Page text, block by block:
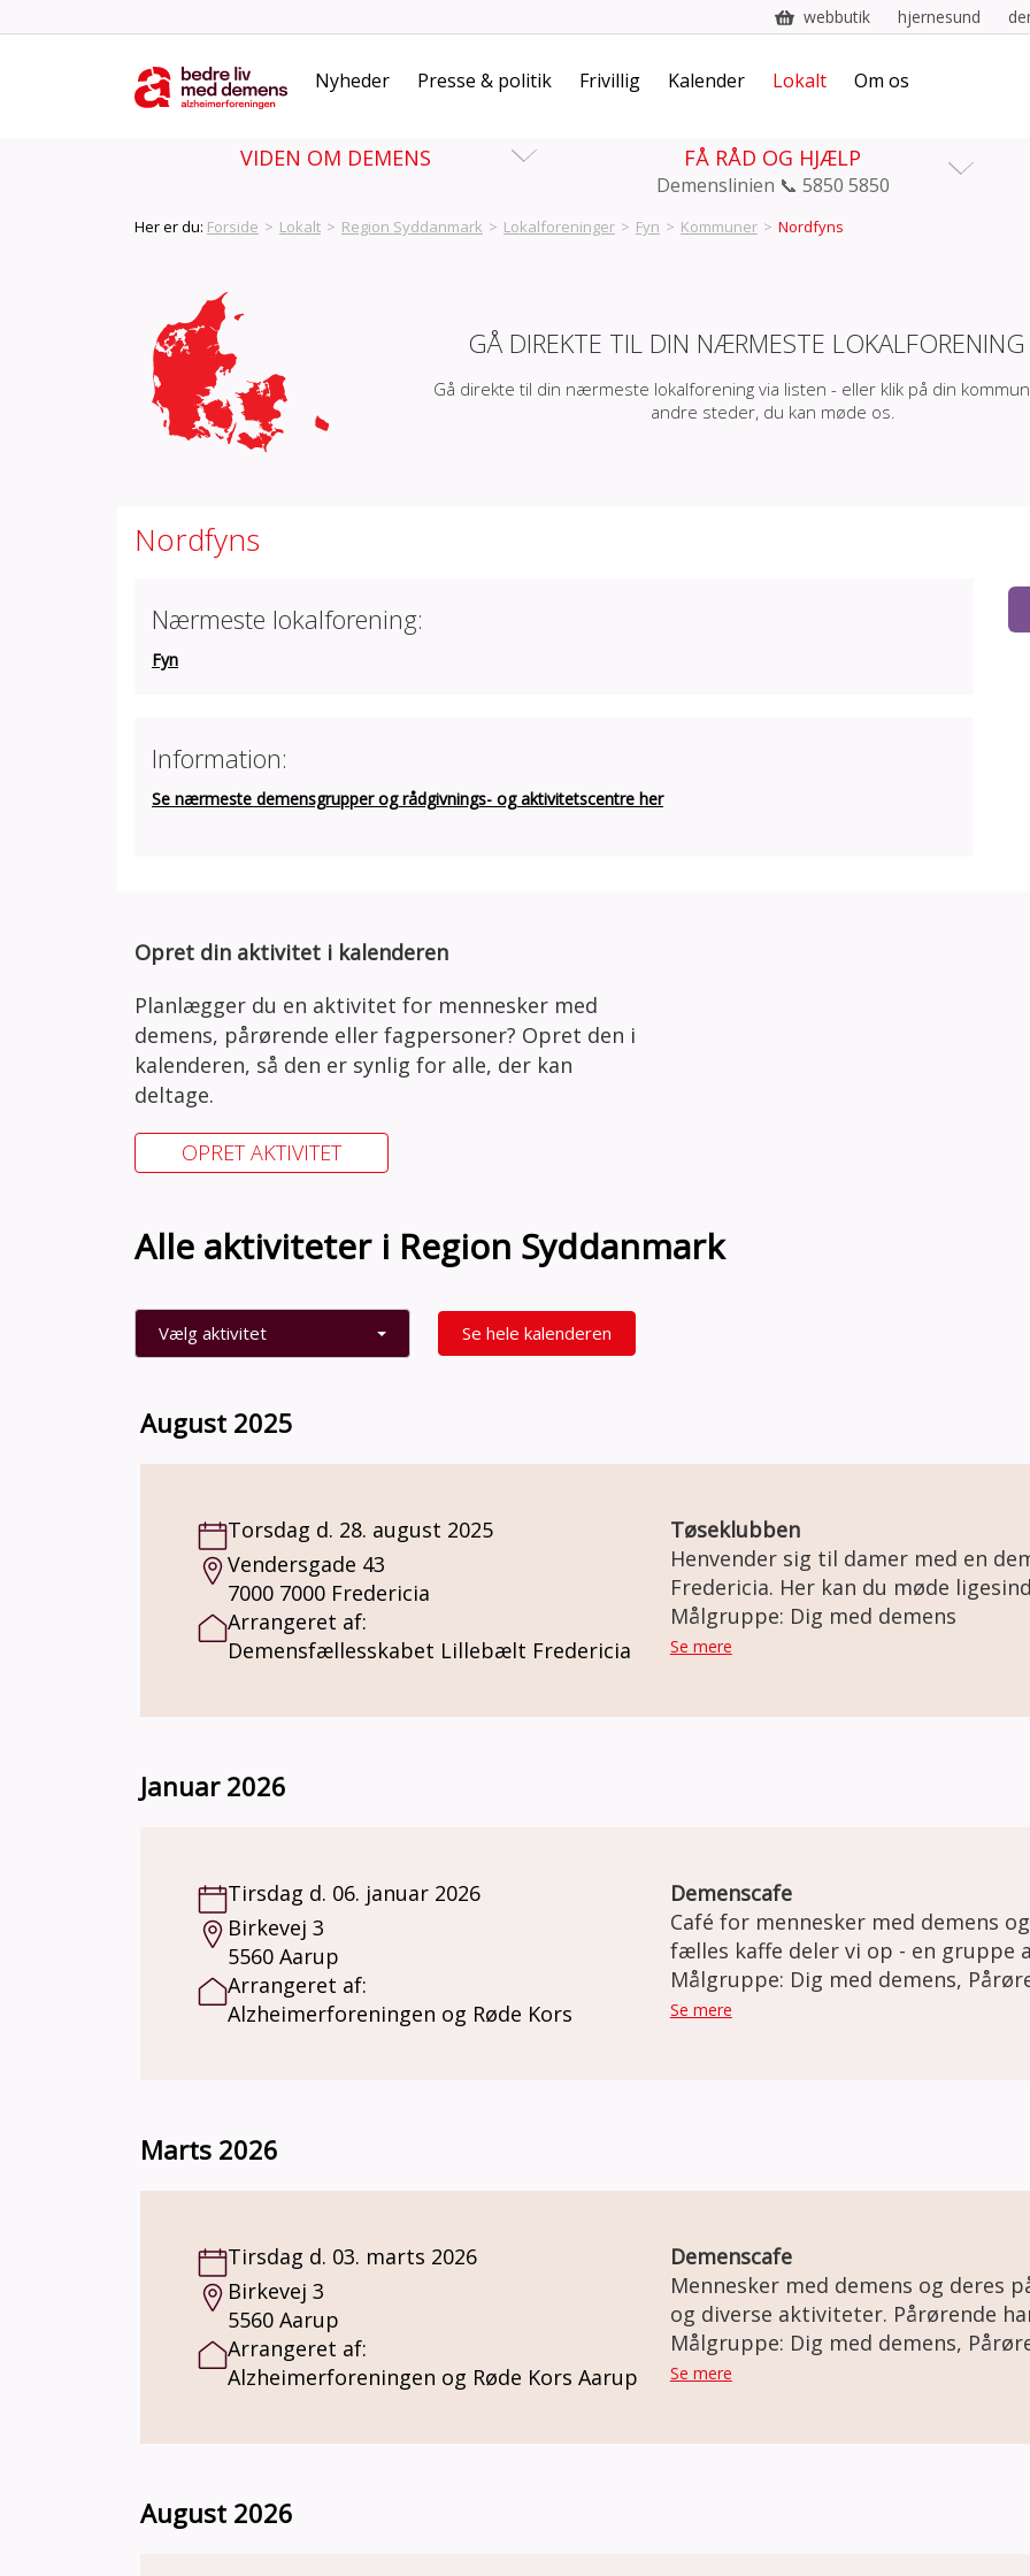
webbutik hjernesund
Nyheder Presse & politik Frivillig Kalender Lokalt Om os
VIDEN OM DEMENS FÅ RÅD OG HJÆLP
Demenslinien 📞 5850 5850
Her er du: Forside > Lokalt > Region Syddanmark > Lokalforeninger > Fyn > Kommuner > Nordfyns
GÅ DIREKTE TIL DIN NÆRMESTE LOKALFORENING
Gå direkte til din nærmeste lokalforening via listen - eller klik på din
andre steder, du kan møde os.
Nordfyns
Nærmeste lokalforening:
Fyn
Information:
Se nærmeste demensgrupper og rådgivnings- og aktivitetscentre her
Opret din aktivitet i kalenderen
Planlægger du en aktivitet for mennesker med
demens, pårørende eller fagpersoner? Opret den i
kalenderen, så den er synlig for alle, der kan
deltage.
OPRET AKTIVITET
Alle aktiviteter i Region Syddanmark
Vælg aktivitet Se hele kalenderen
August 2025
Torsdag d. 28. august 2025
Vendersgade 43
7000 7000 Fredericia
Arrangeret af:
Demensfællesskabet Lillebælt Fredericia
Tøseklubben
Henvender sig til damer med en
Fredericia. Her kan du møde ligesindede og blive en del af et
fællesskab. Sammen planlægger vi, hvad der skal ske i
tøseklubben. Det kunne for eksempel være: spille spil, quizze,
Målgruppe: Dig med demens
Se mere
Januar 2026
Tirsdag d. 06. januar 2026
Birkevej 3
5560 Aarup
Arrangeret af:
Alzheimerforeningen og Røde Kors
Demenscafe
Café for mennesker med demens og
fælles kaffe deler vi op - en gruppe
forskellige aktiviteter for dem som
pårørende går for sig sammen
Målgruppe: Dig med demens,
Se mere
Marts 2026
Tirsdag d. 03. marts 2026
Birkevej 3
5560 Aarup
Arrangeret af:
Alzheimerforeningen og Røde Kors Aarup
Demenscafe
Mennesker med demens og deres
og diverse aktiviteter. Pårørende har mulighed for at
udveksle erfaringer.
Målgruppe: Dig med demens,
Se mere
August 2026